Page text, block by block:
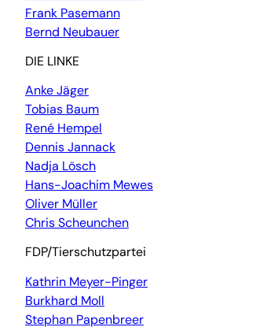
Frank Pasemann
Bernd Neubauer
DIE LINKE
Anke Jäger
Tobias Baum
René Hempel
Dennis Jannack
Nadja Lösch
Hans-Joachim Mewes
Oliver Müller
Chris Scheunchen
FDP/Tierschutzpartei
Kathrin Meyer-Pinger
Burkhard Moll
Stephan Papenbreer